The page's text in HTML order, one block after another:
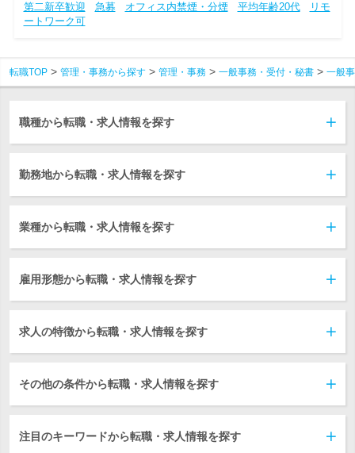
第二新卒歓迎
急募 オフィス内禁煙・分煙 平均年齢20代
リモ
ートワーク可
転職TOP 管理・事務から探す 管理・事務 一般事務・受付・秘書 一般
職種から転職・求人情報を探す
勤務地から転職・求人情報を探す
業種から転職・求人情報を探す
雇用形態から転職・求人情報を探す
求人の特徴から転職・求人情報を探す
その他の条件から転職・求人情報を探す
注目のキーワードから転職・求人情報を探す